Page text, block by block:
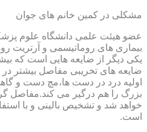
مشکلی در کمین خانم های جوان
عضو هیئت علمی دانشگاه علوم
بیماری های روماتیسمی و آرتریت
یکی دیگر از ضایعه هایی است که
ضایعه های تخریبی مفاصل بیشتر
اولیه درد در دست ها،مچ دست و
بزرگ را هم درگیر می کند.مفاصل
خواهد شد و تشخیص بالینی و با
است.